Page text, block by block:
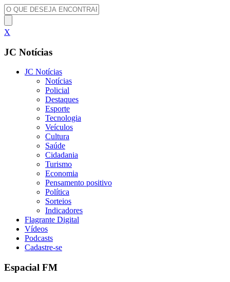
X
JC Notícias
JC Notícias
Notícias
Policial
Destaques
Esporte
Tecnologia
Veículos
Cultura
Saúde
Cidadania
Turismo
Economia
Pensamento positivo
Política
Sorteios
Indicadores
Flagrante Digital
Vídeos
Podcasts
Cadastre-se
Espacial FM